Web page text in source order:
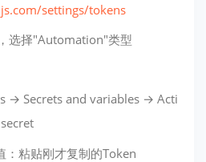
settings/tokens
选择"Automation"类型
→ Secrets and variables → Acti
：粘贴刚才复制的Token